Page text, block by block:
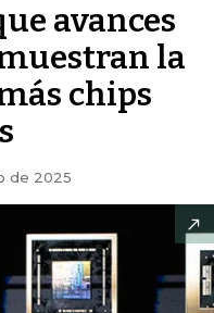
avances
la
chips
de 2025